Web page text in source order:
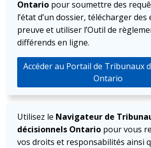
Ontario pour soumettre des
l’état d’un dossier, télécharger des
preuve et utiliser l’Outil de
différends en ligne.
Accéder au Portail de Tribunaux
Ontario
Utilisez le Navigateur de
décisionnels Ontario pour vous
vos droits et responsabilités ainsi